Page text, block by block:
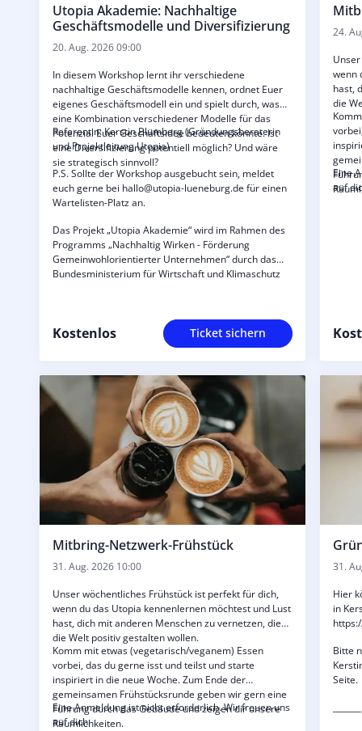
Utopia Akademie: Nachhaltige
Geschäftsmodelle und Diversifizierung
20. Aug. 2026 09:00
In diesem Workshop lernt ihr verschiedene
nachhaltige Geschäftsmodelle kennen, ordnet Euer
eigenes Geschäftsmodell ein und spielt durch, was
eine Kombination verschiedener Modelle für das
Potenzial Euer Geschäftsidee bedeuten könnte. Ist
eine Diversifizierung potentiell möglich? Und wäre
sie strategisch sinnvoll?
Referentin: Kerstin Blumberg (Gründungsberaterin
und Projektleitung Utopia)
P.S. Sollte der Workshop ausgebucht sein, meldet
euch gerne bei hallo@utopia-lueneburg.de für einen
Wartelisten-Platz an.
Das Projekt „Utopia Akademie“ wird im Rahmen des
Programms „Nachhaltig Wirken - Förderung
Gemeinwohlorientierter Unternehmen“ durch das
Bundesministerium für Wirtschaft und Klimaschutz
Kostenlos Ticket sichern
24.
wenn
hast,
die
Eine
auf
Mitbring-Netzwerk-Frühstück
31. Aug. 2026 10:00
Unser wöchentliches Frühstück ist perfekt für dich,
wenn du das Utopia kennenlernen möchtest und Lust
hast, dich mit anderen Menschen zu vernetzen, die
die Welt positiv gestalten wollen.
Komm mit etwas (vegetarisch/veganem) Essen
vorbei, das du gerne isst und teilst und starte
inspiriert in die neue Woche. Zum Ende der
gemeinsamen Frühstücksrunde geben wir gern eine
Führung durch das Gebäude und zeigen dir unsere
Räumlichkeiten.
Eine Anmeldung ist nicht erforderlich. Wir freuen uns
auf dich.
31.
Hier
in
Bitte
Seite.